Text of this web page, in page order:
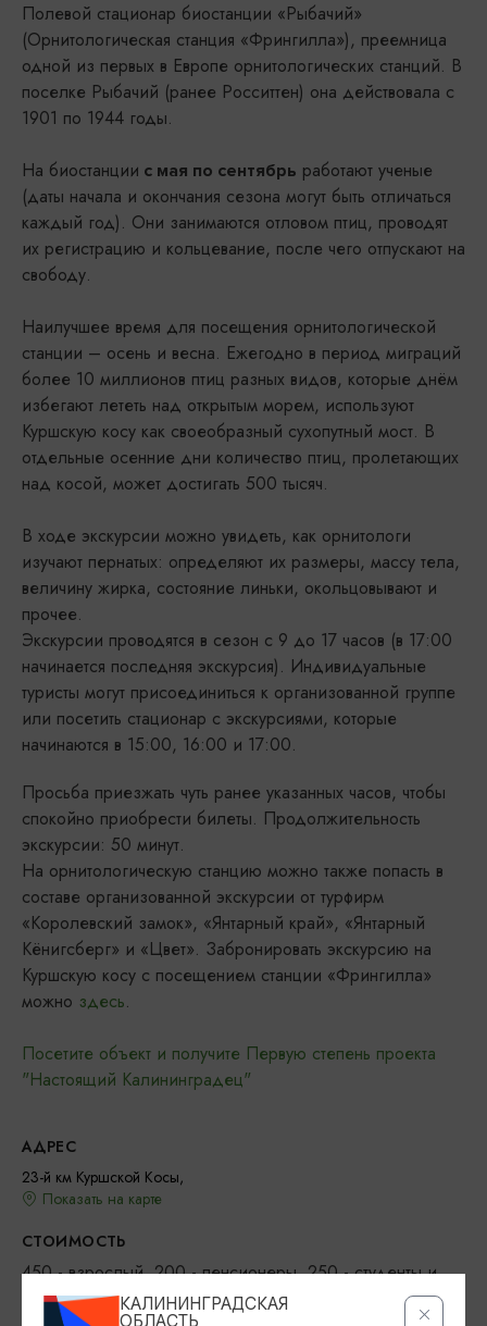
Полевой стационар биостанции «Рыбачий»
(Орнитологическая станция «Фрингилла»), преемница
одной из первых в Европе орнитологических станций. В
поселке Рыбачий (ранее Росситтен) она действовала с
1901 по 1944 годы.
На биостанции с мая по сентябрь работают ученые
(даты начала и окончания сезона могут быть отличаться
каждый год). Они занимаются отловом птиц, проводят
их регистрацию и кольцевание, после чего отпускают на
свободу.
Наилучшее время для посещения орнитологической
станции – осень и весна. Ежегодно в период миграций
более 10 миллионов птиц разных видов, которые днём
избегают лететь над открытым морем, используют
Куршскую косу как своеобразный сухопутный мост. В
отдельные осенние дни количество птиц, пролетающих
над косой, может достигать 500 тысяч.
В ходе экскурсии можно увидеть, как орнитологи
изучают пернатых: определяют их размеры, массу тела,
величину жирка, состояние линьки, окольцовывают и
прочее.
Экскурсии проводятся в сезон с 9 до 17 часов (в 17:00
начинается последняя экскурсия). Индивидуальные
туристы могут присоединиться к организованной группе
или посетить стационар с экскурсиями, которые
начинаются в 15:00, 16:00 и 17:00.
Просьба приезжать чуть ранее указанных часов, чтобы
спокойно приобрести билеты. Продолжительность
экскурсии: 50 минут.
На орнитологическую станцию можно также попасть в
составе организованной экскурсии от турфирм
«Королевский замок», «Янтарный край», «Янтарный
Кёнигсберг» и «Цвет». Забронировать экскурсию на
Куршскую косу с посещением станции «Фрингилла»
можно здесь.
Посетите объект и получите Первую степень проекта
"Настоящий Калининградец"
АДРЕС
23-й км Куршской Косы,
Показать на карте
СТОИМОСТЬ
450 - взрослый, 200 - пенсионеры, 250 - студенты и
150 - школьникиКАЛИНИНГРАДСКАЯ
ОБЛАСТЬ